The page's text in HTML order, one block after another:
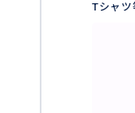
Tシャツ